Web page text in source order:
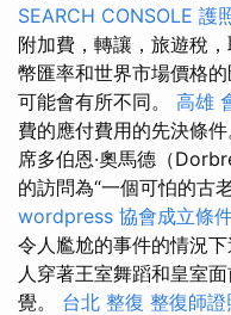
SEARCH CONSOLE 護
附加費，轉讓，旅遊稅
幣匯率和世界市場價格
可能會有所不同。 高雄
費的應付費用的先決條
席多伯恩·奧馬德（
的訪問為“一個可怕的古
wordpress 協會成立條
令人尷尬的事件的情況
人穿著王室舞蹈和皇室
覺。 台北 整復 整復師證